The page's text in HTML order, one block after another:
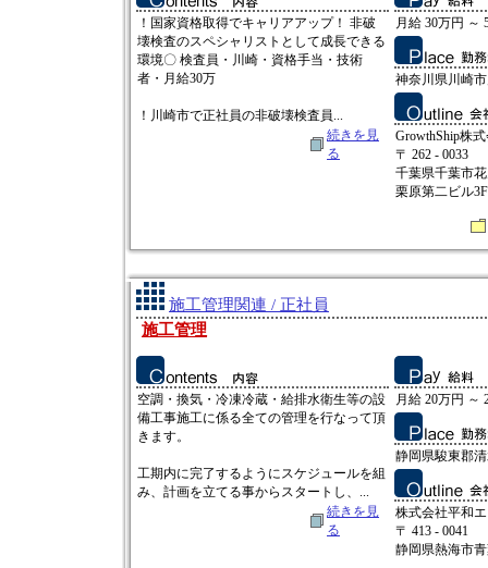
！国家資格取得でキャリアアップ！ 非破
壊検査のスペシャリストとして成長できる
環境〇 検査員・川崎・資格手当・技術
者・月給30万
！川崎市で正社員の非破壊検査員...
続きを見
る
月給 30万円 ～
神奈川県川崎
GrowthShip株
〒 262 - 0033
千葉県千葉市
栗原第二ビル3F
施工管理関連 / 正社員
施工管理
空調・換気・冷凍冷蔵・給排水衛生等の設
備工事施工に係る全ての管理を行なって頂
きます。
工期内に完了するようにスケジュールを組
み、計画を立てる事からスタートし、...
続きを見
る
月給 20万円 ～
静岡県駿東郡
株式会社平和
〒 413 - 0041
静岡県熱海市